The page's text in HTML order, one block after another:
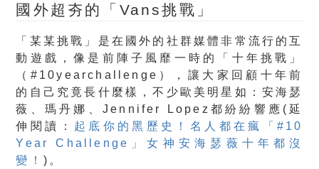
國外超夯的「Vans挑戰」
「某某挑戰」是在國外的社群媒體非常流行的互
動遊戲，像是前陣子風靡一時的「十年挑戰」
（#10yearchallenge），讓大家回顧十年前
的自己究竟長什麼樣，不少歐美明星如：安海瑟
薇、瑪丹娜、Jennifer Lopez都紛紛響應(延
伸閱讀： 起底你的黑歷史！名人都在瘋「#10
Year Challenge」女神安海瑟薇十年都沒
變！ )。